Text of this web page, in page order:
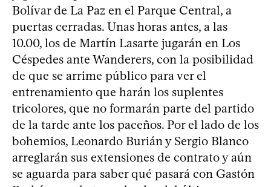
Bolívar de La Paz en el Parque Central, a
puertas cerradas. Unas horas antes, a las
10.00, los de Martín Lasarte jugarán en Los
Céspedes ante Wanderers, con la posibilidad
de que se arrime público para ver el
entrenamiento que harán los suplentes
tricolores, que no formarán parte del partido
de la tarde ante los paceños. Por el lado de los
bohemios, Leonardo Burián y Sergio Blanco
arreglarán sus extensiones de contrato y aún
se aguarda para saber qué pasará con Gastón